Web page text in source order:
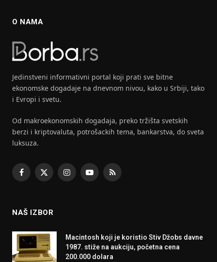
O NAMA
Jedinstveni informativni portal koji prati sve bitne
ekonomske dogadaje na dnevnom nivou, kako u Srbiji, tako
i Evropi i svetu.
Od makroekonomskih dogadaja, preko tržišta svetskih
berzi i kriptovaluta, potrošackih tema, bankarstva, do sveta
luksuza.
Facebook
X
InstagramYouTubeRSS
NAŠ IZBOR
Macintosh koji je koristio Stiv Džobs davne
1987. stiže na aukciju, početna cena
200.000 dolara